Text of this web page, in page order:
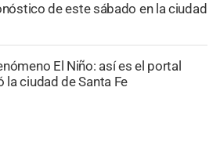
de este sábado en la ciudad
El Niño: así es el portal
la ciudad de Santa Fe